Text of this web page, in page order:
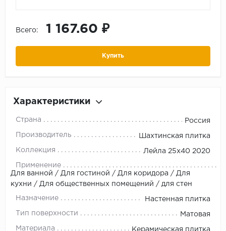
Всего: 1 167.60 ₽
Купить
Характеристики
Страна Россия
Производитель Шахтинская плитка
Коллекция Лейла 25х40 2020
Применение
Для ванной / Для гостиной / Для коридора / Для
кухни / Для общественных помещений / для стен
Назначение Настенная плитка
Тип поверхности Матовая
Материала Керамическая плитка